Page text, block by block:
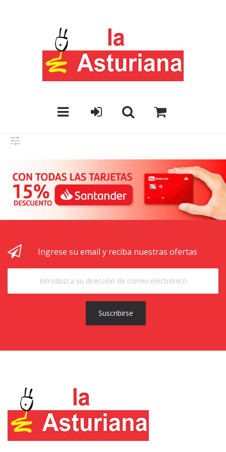
Ingrese su email y reciba nuestras ofertas
Suscribirse